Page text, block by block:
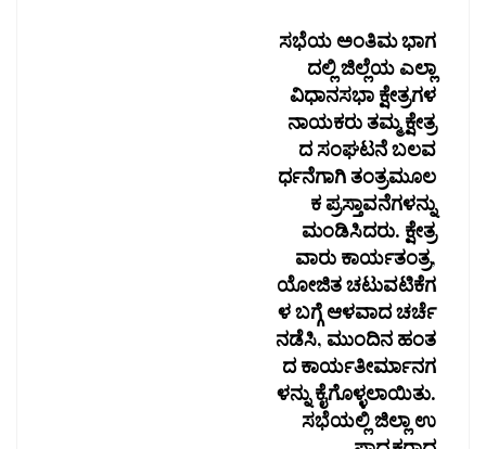
ಸಭೆಯ ಅಂತಿಮ ಭಾಗ
ದಲ್ಲಿ ಜಿಲ್ಲೆಯ ಎಲ್ಲಾ
ವಿಧಾನಸಭಾ ಕ್ಷೇತ್ರಗಳ
ನಾಯಕರು ತಮ್ಮ ಕ್ಷೇತ್ರ
ದ ಸಂಘಟನೆ ಬಲವ
ರ್ಧನೆಗಾಗಿ ತಂತ್ರಮೂಲ
ಕ ಪ್ರಸ್ತಾವನೆಗಳನ್ನು
ಮಂಡಿಸಿದರು. ಕ್ಷೇತ್ರ
ವಾರು ಕಾರ್ಯತಂತ್ರ,
ಯೋಜಿತ ಚಟುವಟಿಕೆಗ
ಳ ಬಗ್ಗೆ ಆಳವಾದ ಚರ್ಚೆ
ನಡೆಸಿ, ಮುಂದಿನ ಹಂತ
ದ ಕಾರ್ಯತೀರ್ಮಾನಗ
ಳನ್ನು ಕೈಗೊಳ್ಳಲಾಯಿತು.
ಸಭೆಯಲ್ಲಿ ಜಿಲ್ಲಾ ಉ